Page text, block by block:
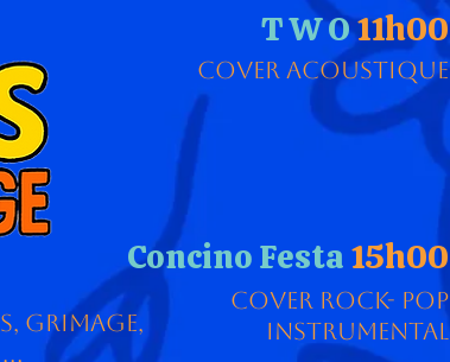
T W O11h00
Cover acoustique
Concino Festa15h00
Cover rock- pop
instrumental
grimage,